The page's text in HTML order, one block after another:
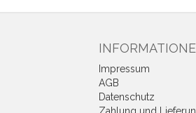
Impressum
AGB
Datenschutz